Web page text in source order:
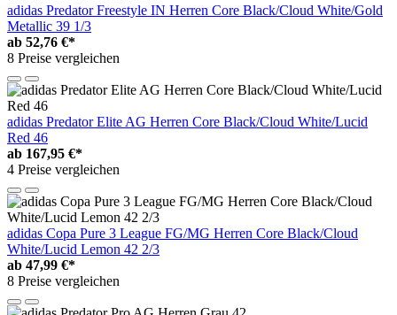
adidas Predator Freestyle IN Herren Core Black/Cloud White/Gold
Metallic 39 1/3
ab 52,76 €*
8 Preise vergleichen
adidas Predator Elite AG Herren Core Black/Cloud White/Lucid
Red 46
ab 167,95 €*
4 Preise vergleichen
adidas Copa Pure 3 League FG/MG Herren Core Black/Cloud
White/Lucid Lemon 42 2/3
ab 47,99 €*
8 Preise vergleichen